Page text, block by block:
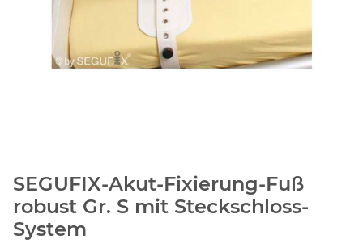
SEGUFIX-Akut-Fixierung-Fuß
robust Gr. S mit Steckschloss-
System